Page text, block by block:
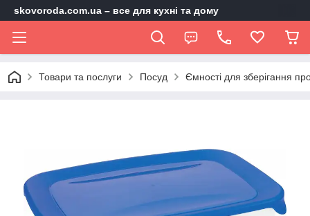
skovoroda.com.ua – все для кухні та дому
Товари та послуги Посуд Ємності для зберігання